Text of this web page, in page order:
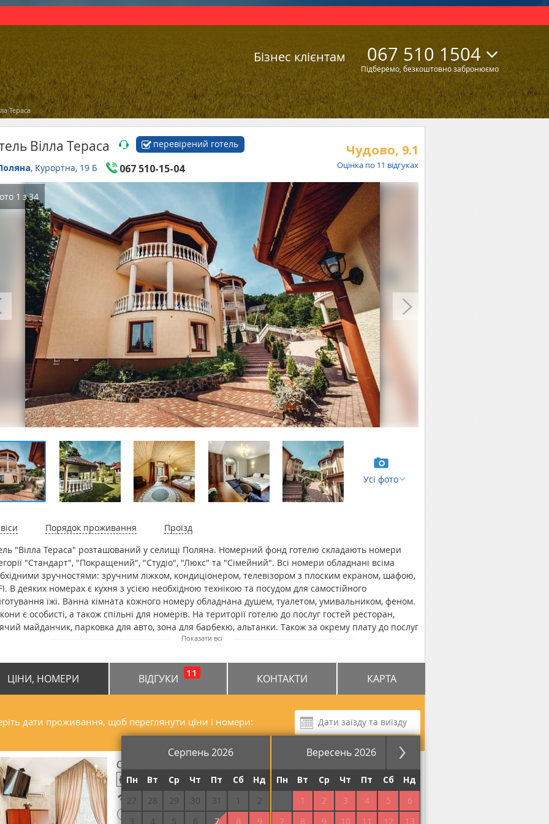
Бізнес клієнтам 067 510 1504
Підберемо, безкоштовно забронюємо
Тераса
Чудово, 9.1
Оцінка по 11 відгуках
Вілла Тераса перевірений готель
, Курортна, 19 Б 067 510-15-04
1 з34
Усі фото
Порядок проживання
Проїзд
"Вілла Тераса" розташований у селищі Поляна. Номерний фонд готелю складають номери
"Стандарт", "Покращений", "Студіо", "Люкс" та "Сімейний". Всі номери обладнані всіма
зручностями: зручним ліжком, кондиціонером, телевізором з плоским екраном, шафою,
В деяких номерах є кухня з усією необхідною технікою та посудом для самостійного
їжі. Ванна кімната кожного номеру обладнана душем, туалетом, умивальником, феном.
є особисті, а також спільні для номерів. На території готелю до послуг гостей ресторан,
майданчик, парковка для авто, зона для барбекю, альтанки. Також за окрему плату до послуг
сауна, більярд, трансфер. Відстань від готелю "Вілла Тераса" до центру селища складає 1,5 км,
Показати всі
ЦІНИ, НОМЕРИ ВІДГУКИ 11 КОНТАКТИ КАРТА
дати проживання, щоб переглянути ціни і номери:
Серпень 2026 Вересень 2026
Пн Вт Ср Чт Пт Сб
Нд
27
28 29 30 31 1
2
3
4 5 6 7 8
9
Пн Вт Ср Чт Пт Сб
Нд
1 2 3 4 5
6
7
8 9 10 11 12
13
Стандарт двомісний Twin
Безкоштовний Wi-Fi
! Потрібна передоплата
за ніч